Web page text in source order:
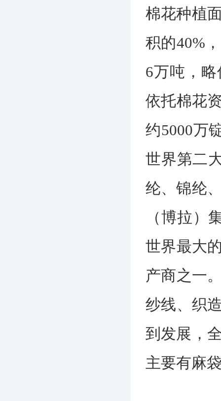
棉花种植
积的40%
6万吨，
依托棉花
约5000万
世界第二
纶、锦纶
（博拉）
世界最大
产商之一
纱线、织
到发展，
主要有麻